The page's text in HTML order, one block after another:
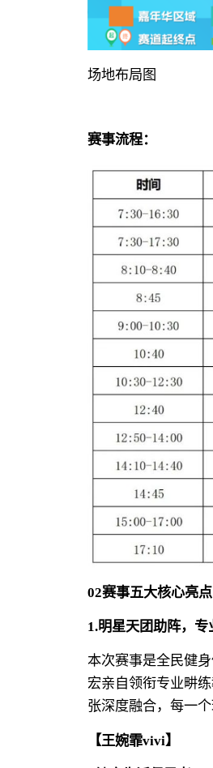
场地布局图
赛事流程：
02赛事五大核心亮点
1.明星天团助阵，
本次赛事是全民健
宏亲自领衔专业畊
张深度融合，每一
【王婉霏vivi】